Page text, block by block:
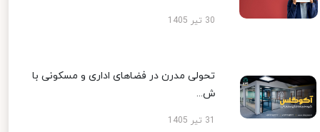
30 تیر 1405
تحولی مدرن در فضاهای اداری و مسکونی با
ش...